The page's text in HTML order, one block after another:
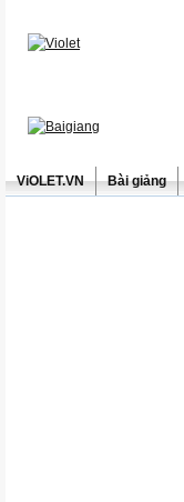
ViOLET.VN Bài giảng